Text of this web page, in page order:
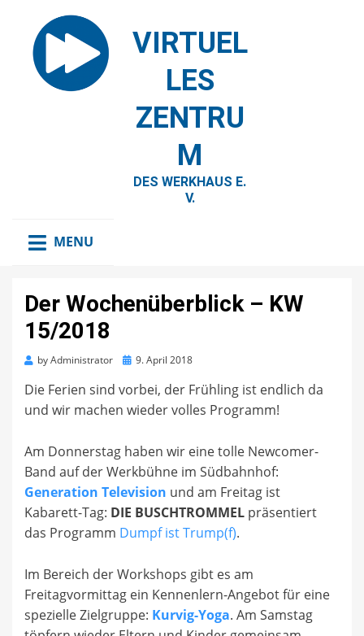
VIRTUEL
LES
ZENTRU
M
DES WERKHAUS E.
V.
MENU
Der Wochenüberblick – KW
15/2018
byAdministrator
Posted9. April 2018
Die Ferien sind vorbei, der Frühling ist endlich da
und wir machen wieder volles Programm!
Am Donnerstag haben wir eine tolle Newcomer-
Band auf der Werkbühne im Südbahnhof:
Generation Television und am Freitag ist
Kabarett-Tag: DIE BUSCHTROMMEL präsentiert
das Programm Dumpf ist Trump(f).
Im Bereich der Workshops gibt es am
Freitagvormittag ein Kennenlern-Angebot für eine
spezielle Zielgruppe: Kurvig-Yoga. Am Samstag